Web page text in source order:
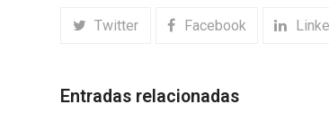
Twitter Facebook
Entradas relacionadas